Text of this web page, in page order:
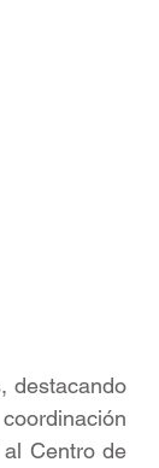
destacando
Centro de